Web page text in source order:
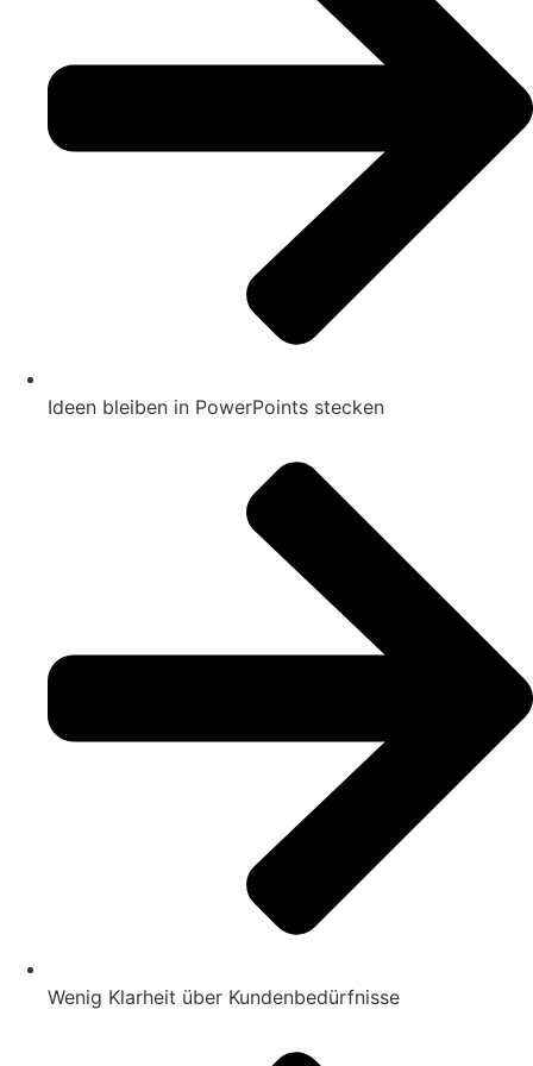
Ideen bleiben in PowerPoints stecken
Wenig Klarheit über Kundenbedürfnisse